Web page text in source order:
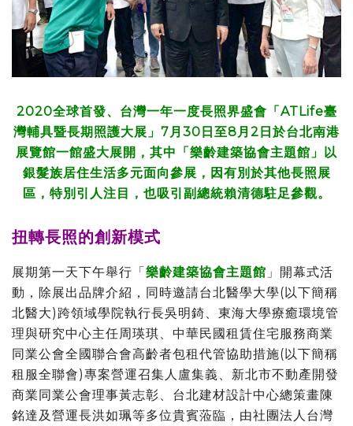
2020全球首發、台灣一年一度長照界盛會「ATLife臺
灣輔具暨長期照護大展」7月30日至8月2日於台北南港
展覽館一館盛大展開，其中「樂齡建築協會主題館」以
銀髮族居住生活多元面向參展，因有別於其他長照展
區，特別引人注目，也吸引副總統賴清德駐足參觀。
扭轉長照的創新模式
展期第一天下午舉行「 樂齡建築協會主題館 」開幕式活
動，除展出品牌介紹，同時邀請台北醫學大學(以下簡稱
北醫大)跨領域學院執行長吳明錡、東海大學療癒環境管
理與研究中心主任周瑛琪、中華民國租賃住宅服務商業
同業公會全國聯合會高齡者包租代管協助措施(以下簡稱
租服全聯會)專案營運召集人盧集義、新北市不動產開發
商業同業公會理事黃志彰、台北建材設計中心總策畫陳
銘達及營運長洪如珮等多位貴賓蒞臨，由社團法人台灣